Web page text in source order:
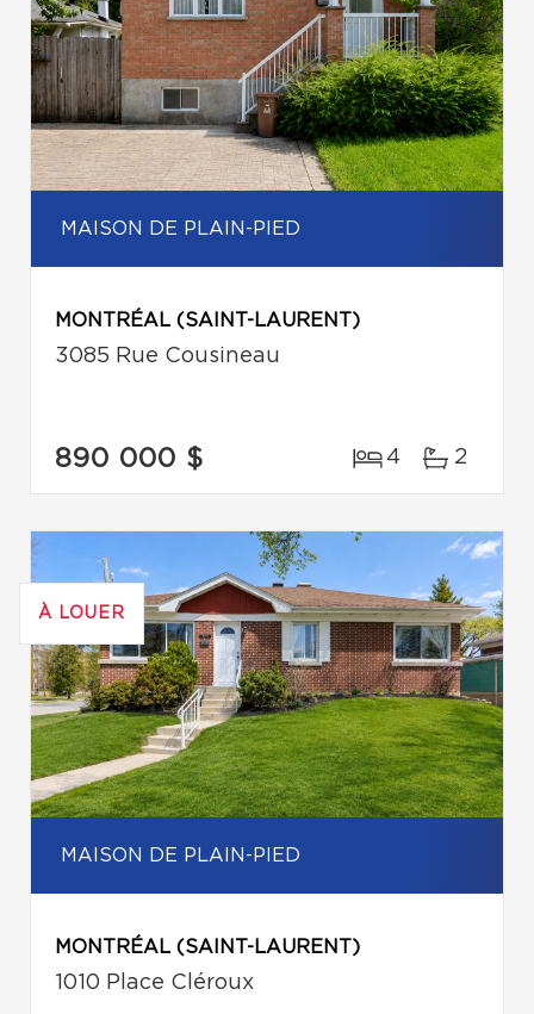
MAISON DE PLAIN-PIED
MONTRÉAL (SAINT-LAURENT)
3085 Rue Cousineau
890 000 $ 4 2
À LOUER
MAISON DE PLAIN-PIED
MONTRÉAL (SAINT-LAURENT)
1010 Place Cléroux